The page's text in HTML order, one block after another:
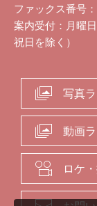
ファックス番号
案内受付：月曜
祝日を除く）
写真
動画
ロケ